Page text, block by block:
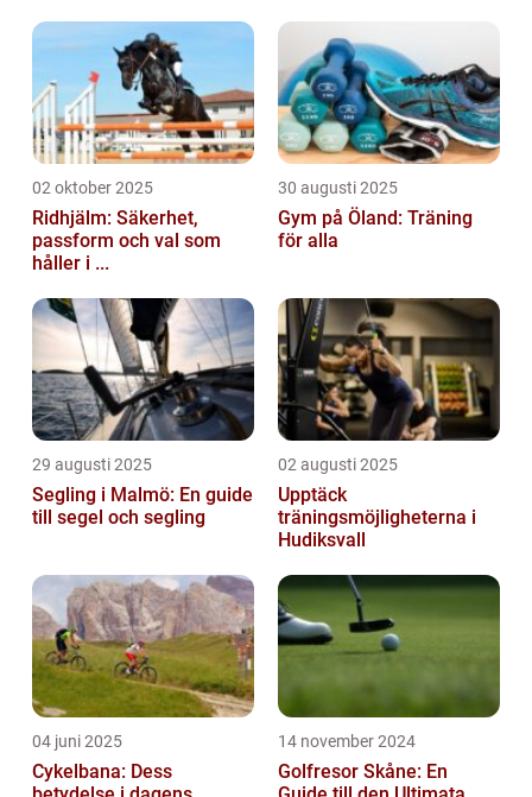
02 oktober 2025
Ridhjälm: Säkerhet,
passform och val som
håller i ...
30 augusti 2025
Gym på Öland: Träning
för alla
29 augusti 2025
Segling i Malmö: En guide
till segel och segling
02 augusti 2025
Upptäck
träningsmöjligheterna i
Hudiksvall
04 juni 2025
Cykelbana: Dess
14 november 2024
Golfresor Skåne: En